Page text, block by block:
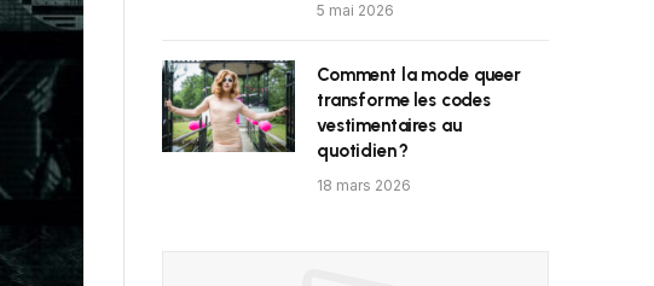
5 mai 2026
Comment la mode queer
transforme les codes
vestimentaires au
quotidien ?
18 mars 2026